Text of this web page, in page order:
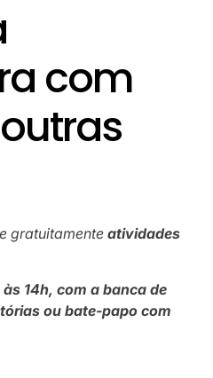
com
gratuitamenteatividades
14h, com a banca de
ou bate-papo com